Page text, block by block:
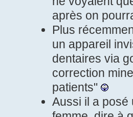
après on
Plus
un appareil
dentaires via
correction
patients"
Aussi il a posé